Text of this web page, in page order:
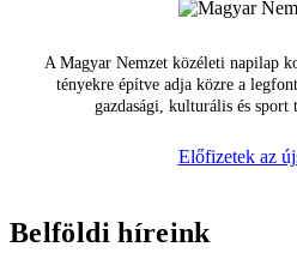
A Magyar Nemzet közéleti napilap
tényekre építve adja közre a
gazdasági, kulturális és
Előfizetek az
Belföldi híreink